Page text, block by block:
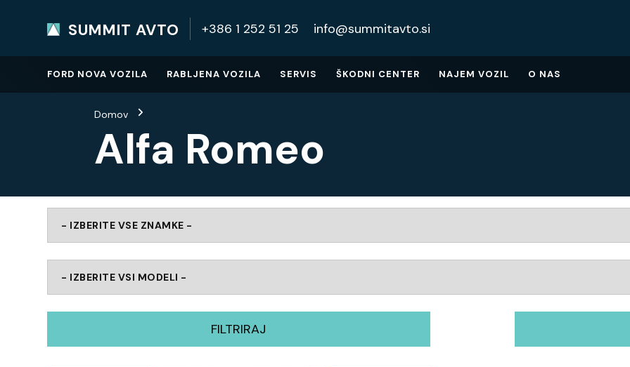
SUMMIT AVTO +386 1 252 51 25 info@summitavto.si
SUMMIT AVTO
FORD NOVA VOZILA RABLJENA VOZILA SERVIS ŠKODNI CENTER NAJEM VOZIL O NAS
Domov
Alfa Romeo
FILTRIRAJ